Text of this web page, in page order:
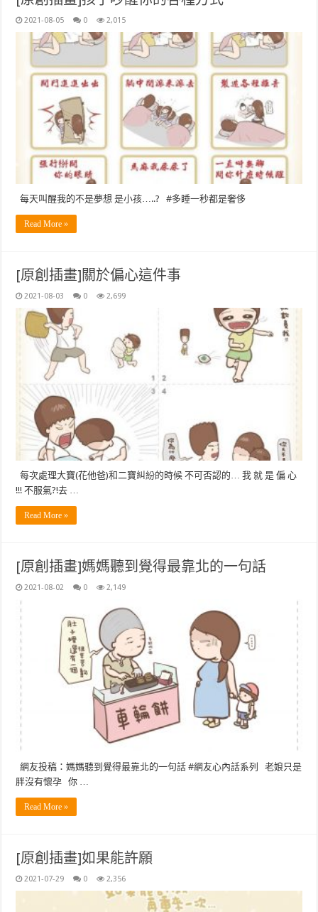
2021-08-05 0 2,015
每天叫醒我的不是夢想 是小孩…..? #多睡一秒都是奢侈
Read More »
[原創插畫]關於偏心這件事
2021-08-03 0 2,699
每次處理大寶(花他爸)和二寶糾紛的時候 不可否認的… 我 就 是 偏 心
!!! 不服氣?!去 …
Read More »
[原創插畫]媽媽聽到覺得最靠北的一句話
2021-08-02 0 2,149
網友投稿：媽媽聽到覺得最靠北的一句話 #網友心內話系列 老娘只是
胖沒有懷孕 你 …
Read More »
[原創插畫]如果能許願
2021-07-29 0 2,356